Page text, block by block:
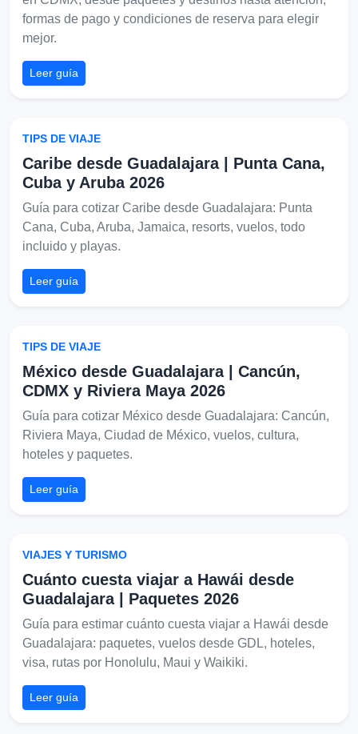
formas de pago y condiciones de reserva para elegir
mejor.
Leer guía
TIPS DE VIAJE
Caribe desde Guadalajara | Punta Cana,
Cuba y Aruba 2026
Guía para cotizar Caribe desde Guadalajara: Punta
Cana, Cuba, Aruba, Jamaica, resorts, vuelos, todo
incluido y playas.
Leer guía
TIPS DE VIAJE
México desde Guadalajara | Cancún,
CDMX y Riviera Maya 2026
Guía para cotizar México desde Guadalajara: Cancún,
Riviera Maya, Ciudad de México, vuelos, cultura,
hoteles y paquetes.
Leer guía
VIAJES Y TURISMO
Cuánto cuesta viajar a Hawái desde
Guadalajara | Paquetes 2026
Guía para estimar cuánto cuesta viajar a Hawái desde
Guadalajara: paquetes, vuelos desde GDL, hoteles,
visa, rutas por Honolulu, Maui y Waikiki.
Leer guía